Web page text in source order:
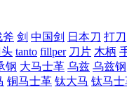
斧 剑 中国剑 日本刀 打刀
tanto fillper 刀片 木柄
钢 大马士革 乌兹 乌兹钢
铜马士革 钛大马 钛马士